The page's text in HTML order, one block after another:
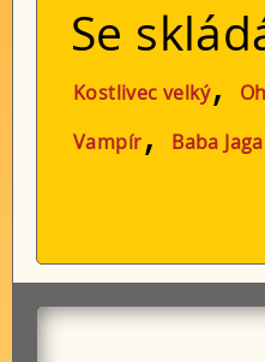
Se
Kostlivec velký,
Vampír, Baba Jaga